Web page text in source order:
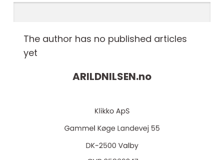
The author has no published articles
yet
ARILDNILSEN.no